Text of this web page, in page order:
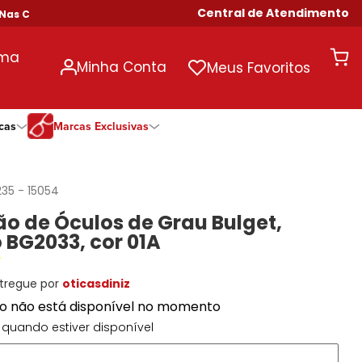
Acima de R$ 699! Central de Atendimento
Minha Conta Meus Favoritos
DNZ
Ono
DNZ
Ono
Anual
Todas as Durações
Hit
Ono
Marcas Exclusivas
-15054
de Óculos de Grau Bulget,
cor 01A
por oticasdiniz
não está disponível no momento
estiver disponível